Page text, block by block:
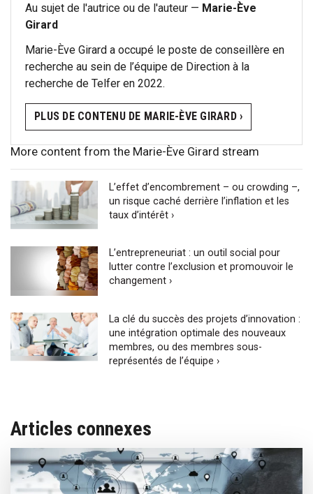
Au sujet de l'autrice ou de l'auteur — Marie-Ève
Girard
Marie-Ève Girard a occupé le poste de conseillère en
recherche au sein de l’équipe de Direction à la
recherche de Telfer en 2022.
PLUS DE CONTENU DE MARIE-ÈVE GIRARD ›
More content from the Marie-Ève Girard stream
L’effet d’encombrement – ou crowding –,
un risque caché derrière l’inflation et les
taux d’intérêt ›
L’entrepreneuriat : un outil social pour
lutter contre l’exclusion et promouvoir le
changement ›
La clé du succès des projets d’innovation :
une intégration optimale des nouveaux
membres, ou des membres sous-
représentés de l’équipe ›
Articles connexes